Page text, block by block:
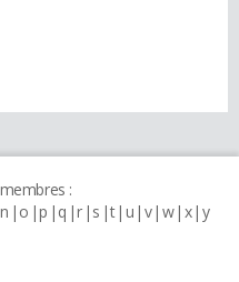
:
n o p q r s t u v w x y